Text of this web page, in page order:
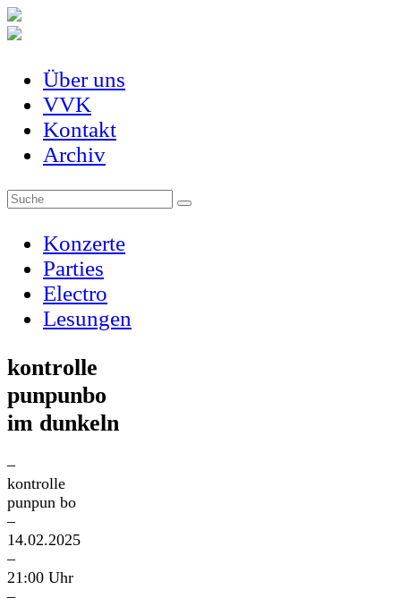
Über uns
VVK
Kontakt
Archiv
Konzerte
Parties
Electro
Lesungen
kontrolle
punpunbo
im dunkeln
–
kontrolle
punpun bo
–
14.02.2025
–
21:00 Uhr